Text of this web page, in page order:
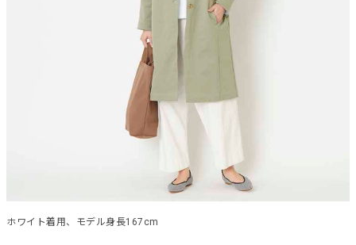
ホワイト着用、モデル身長167cm